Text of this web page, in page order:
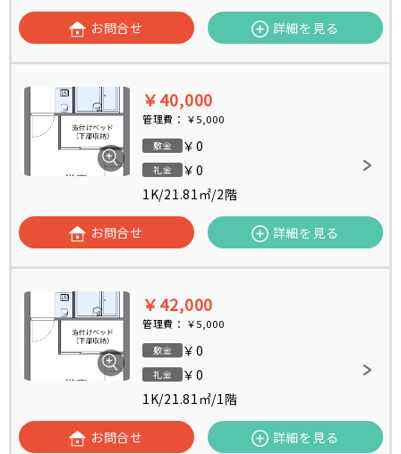
お問合せ 詳細を見る
￥40,000
管理費： ￥5,000
敷金 ￥0
礼金
￥0
1K/21.81㎡/2階
お問合せ 詳細を見る
￥42,000
管理費： ￥5,000
敷金 ￥0
礼金
￥0
1K/21.81㎡/1階
お問合せ 詳細を見る